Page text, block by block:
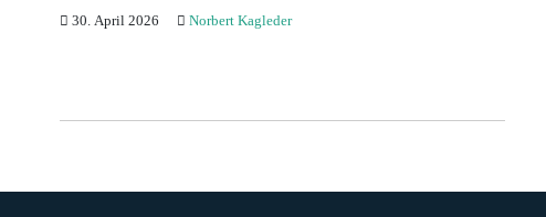
30. April 2026 Norbert Kagleder